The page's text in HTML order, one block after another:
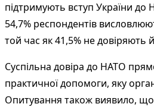
підтримують вступ України
54,7% респондентів
той час як 41,5% не довіряють
Суспільна довіра до НАТО
практичної допомоги, яку
Опитування також виявило, що